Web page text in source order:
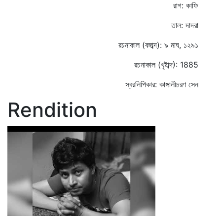
রাগ: কাফি
তাল: দাদরা
রচনাকাল (বঙ্গাব্দ): ৯ মাঘ, ১২৯১
রচনাকাল (খৃষ্টাব্দ): 1885
স্বরলিপিকার: কাঙ্গালীচরণ সেন
Rendition